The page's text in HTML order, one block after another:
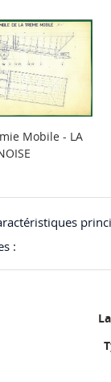
Mobile - LA
: